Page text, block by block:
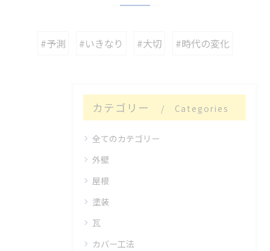
#予測 #いきなり #大切 #時代の変化
カテゴリー Categories
全てのカテゴリー
外壁
屋根
塗装
瓦
カバー工法